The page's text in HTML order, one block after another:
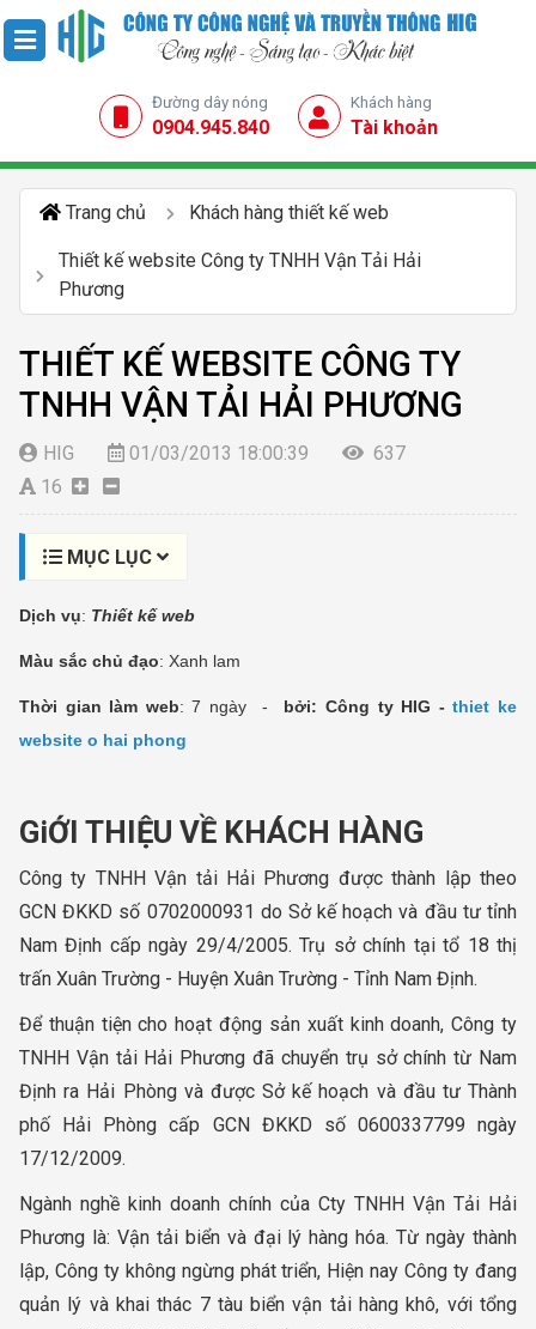
Đường dây nóng
0904.945.840
Khách hàng
Tài khoản
Trang chủ Khách hàng thiết kế web
Thiết kế website Công ty TNHH Vận Tải Hải
Phương
THIẾT KẾ WEBSITE CÔNG TY
TNHH VẬN TẢI HẢI PHƯƠNG
HIG 01/03/2013 18:00:39
637
16
MỤC LỤC
Dịch vụ: Thiết kế web
Màu sắc chủ đạo: Xanh lam
Thời gian làm web: 7 ngày - bởi: Công ty HIG -thiet ke
website o hai phong
GiỚI THIỆU VỀ KHÁCH HÀNG
Công ty TNHH Vận tải Hải Phương được thành lập theo
GCN ĐKKD số 0702000931 do Sở kế hoạch và đầu tư tỉnh
Nam Định cấp ngày 29/4/2005. Trụ sở chính tại tổ 18 thị
trấn Xuân Trường - Huyện Xuân Trường - Tỉnh Nam Định.
Để thuận tiện cho hoạt động sản xuất kinh doanh, Công ty
TNHH Vận tải Hải Phương đã chuyển trụ sở chính từ Nam
Định ra Hải Phòng và được Sở kế hoạch và đầu tư Thành
phố Hải Phòng cấp GCN ĐKKD số 0600337799 ngày
17/12/2009.
Ngành nghề kinh doanh chính của Cty TNHH Vận Tải Hải
Phương là: Vận tải biển và đại lý hàng hóa. Từ ngày thành
lập, Công ty không ngừng phát triển, Hiện nay Công ty đang
quản lý và khai thác 7 tàu biển vận tải hàng khô, với tổng